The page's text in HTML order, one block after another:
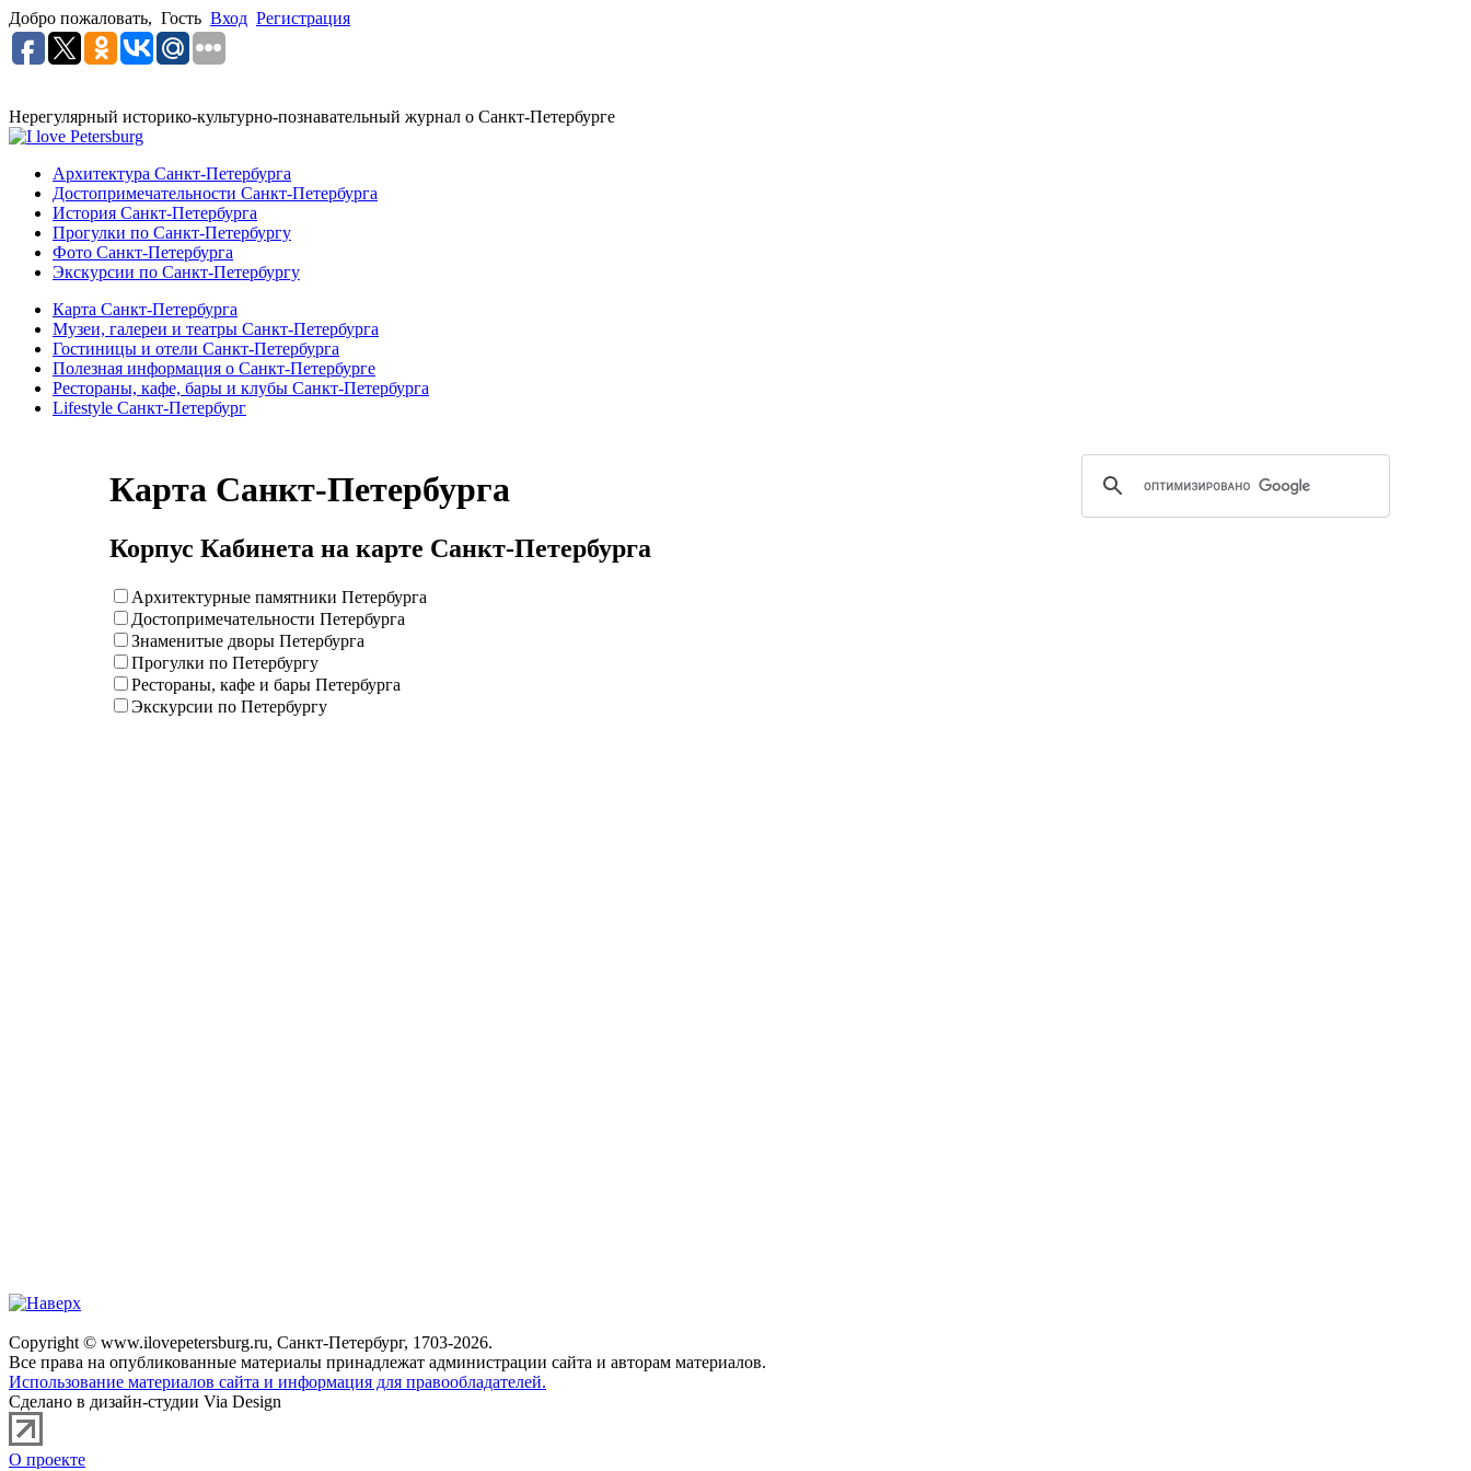
Добро пожаловать, Гость Вход Регистрация
Нерегулярный историко-культурно-познавательный журнал о Санкт-Петербурге
Архитектура Санкт-Петербурга
Достопримечательности Санкт-Петербурга
История Санкт-Петербурга
Прогулки по Санкт-Петербургу
Фото Санкт-Петербурга
Экскурсии по Санкт-Петербургу
Карта Санкт-Петербурга
Музеи, галереи и театры Санкт-Петербурга
Гостиницы и отели Санкт-Петербурга
Полезная информация о Санкт-Петербурге
Рестораны, кафе, бары и клубы Санкт-Петербурга
Lifestyle Санкт-Петербург
Карта Санкт-Петербурга
Корпус Кабинета на карте Санкт-Петербурга
Архитектурные памятники Петербурга
Достопримечательности Петербурга
Знаменитые дворы Петербурга
Прогулки по Петербургу
Рестораны, кафе и бары Петербурга
Экскурсии по Петербургу
Copyright © www.ilovepetersburg.ru, Санкт-Петербург, 1703-2026.
Все права на опубликованные материалы принадлежат администрации сайта и авторам материалов.
Использование материалов сайта и информация для правообладателей.
Сделано в дизайн-студии Via Design
О проекте